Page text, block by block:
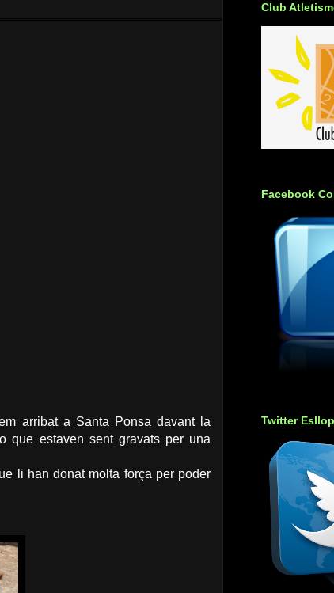
arribat a Santa Ponsa davant la
que estaven sent gravats per una
li han donat molta força per poder
Club
Facebook
Twitter